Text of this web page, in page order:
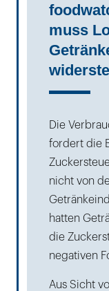
muss
Die
fordert die
nicht von
hatten
die
negativen
Aus Sicht